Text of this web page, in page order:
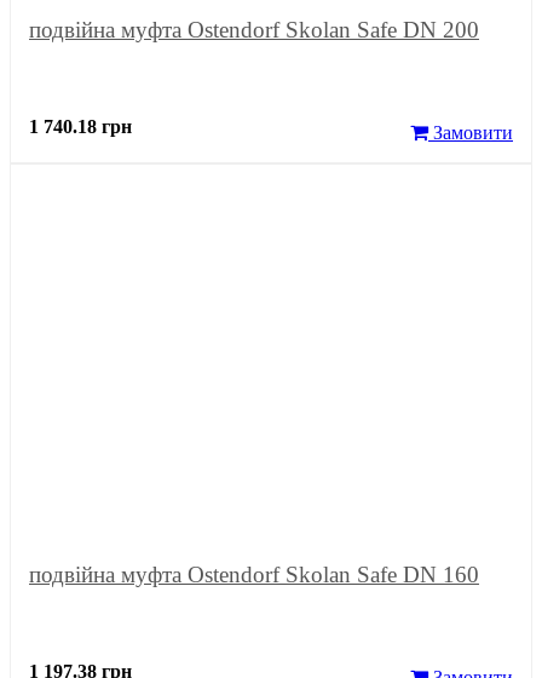
подвійна муфта Ostendorf Skolan Safe DN 200
1 740.18 грн Замовити
подвійна муфта Ostendorf Skolan Safe DN 160
1 197.38 грн